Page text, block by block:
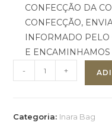
CONFECÇÃO DA
CONFECÇÃO,
INFORMADO PELO
E
- +
Categoria: Inara Bag